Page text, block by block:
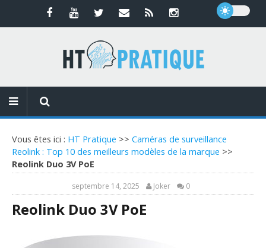
Vous êtes ici : HT Pratique >> Caméras de surveillance
Reolink : Top 10 des meilleurs modèles de la marque >>
Reolink Duo 3V PoE
septembre 14, 2025 Joker 0
Reolink Duo 3V PoE